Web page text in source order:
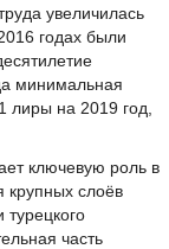
увеличилась
годах были
минимальная
лиры на 2019 год,
ключевую роль в
крупных слоёв
турецкого
часть